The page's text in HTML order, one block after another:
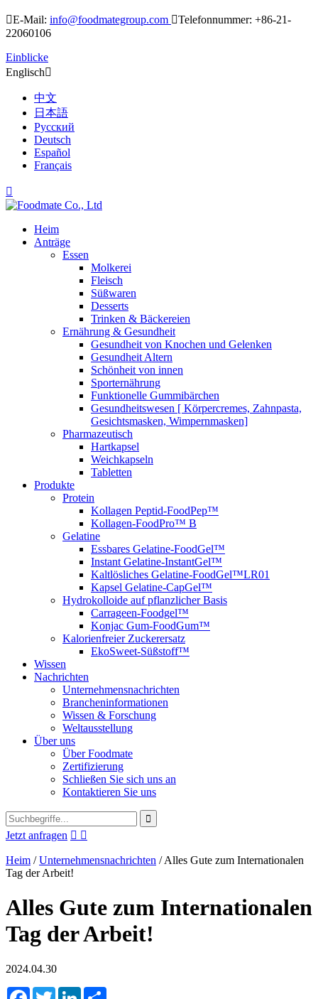
E-Mail: info@foodmategroup.com Telefonnummer: +86-21-
22060106
Einblicke
Englisch
中文
日本語
Русский
Deutsch
Español
Français

Heim
Anträge
Essen
Molkerei
Fleisch
Süßwaren
Desserts
Trinken & Bäckereien
Ernährung & Gesundheit
Gesundheit von Knochen und Gelenken
Gesundheit Altern
Schönheit von innen
Sporternährung
Funktionelle Gummibärchen
Gesundheitswesen [ Körpercremes, Zahnpasta,
Gesichtsmasken, Wimpernmasken]
Pharmazeutisch
Hartkapsel
Weichkapseln
Tabletten
Produkte
Protein
Kollagen Peptid-FoodPep™
Kollagen-FoodPro™ B
Gelatine
Essbares Gelatine-FoodGel™
Instant Gelatine-InstantGel™
Kaltlösliches Gelatine-FoodGel™LR01
Kapsel Gelatine-CapGel™
Hydrokolloide auf pflanzlicher Basis
Carrageen-Foodgel™
Konjac Gum-FoodGum™
Kalorienfreier Zuckerersatz
EkoSweet-Süßstoff™
Wissen
Nachrichten
Unternehmensnachrichten
Brancheninformationen
Wissen & Forschung
Weltausstellung
Über uns
Über Foodmate
Zertifizierung
Schließen Sie sich uns an
Kontaktieren Sie uns
Jetzt anfragen  
Heim /Unternehmensnachrichten /Alles Gute zum Internationalen
Tag der Arbeit!
Alles Gute zum Internationalen
Tag der Arbeit!
2024.04.30
FacebookTwitterLinkedIn